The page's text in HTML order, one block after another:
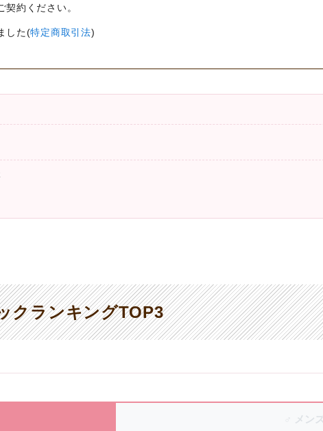
約ください。
した(特定商取引法)
クランキングTOP3
♂ メン